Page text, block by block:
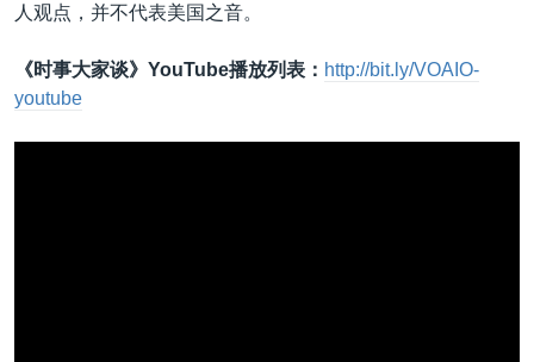
人观点，并不代表美国之音。
《时事大家谈》YouTube播放列表： http://bit.ly/VOAIO-
youtube